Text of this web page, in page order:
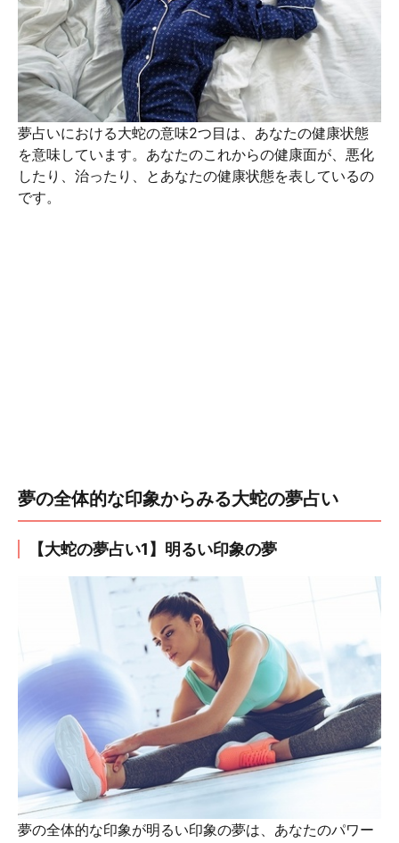
夢占いにおける大蛇の意味2つ目は、あなたの健康状態
を意味しています。あなたのこれからの健康面が、悪化
したり、治ったり、とあなたの健康状態を表しているの
です。
夢の全体的な印象からみる大蛇の夢占い
【大蛇の夢占い1】明るい印象の夢
夢の全体的な印象が明るい印象の夢は、あなたのパワー